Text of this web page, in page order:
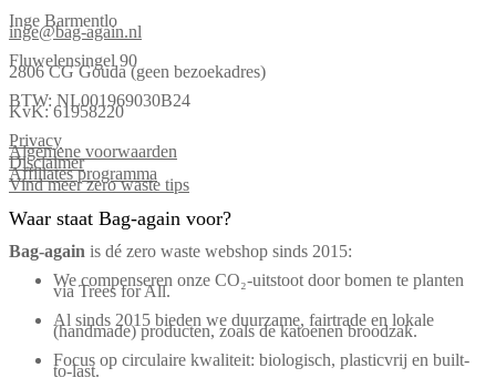
Inge Barmentlo
inge@bag-again.nl
Fluwelensingel 90
2806 CG Gouda (geen bezoekadres)
BTW: NL001969030B24
KvK: 61958220
Privacy
Algemene voorwaarden
Disclaimer
Affiliates programma
Vind meer zero waste tips
Waar staat Bag-again voor?
Bag‑again is dé zero waste webshop sinds 2015:
We compenseren onze CO₂-uitstoot door bomen te planten
via Trees for All.
Al sinds 2015 bieden we duurzame, fairtrade en lokale
(handmade) producten, zoals de katoenen broodzak.
Focus op circulaire kwaliteit: biologisch, plasticvrij en built-
to-last.